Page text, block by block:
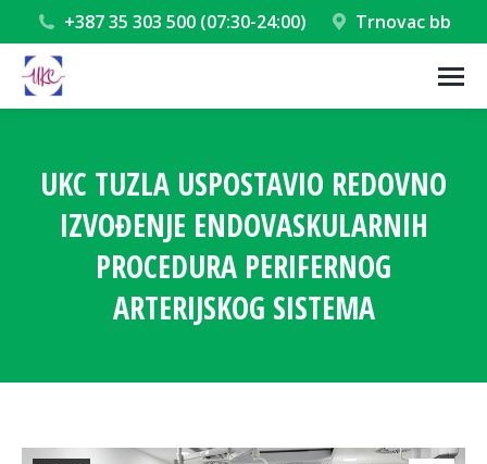
+387 35 303 500 (07:30-24:00) Trnovac bb
UKC TUZLA USPOSTAVIO REDOVNO
IZVOĐENJE ENDOVASKULARNIH
PROCEDURA PERIFERNOG
ARTERIJSKOG SISTEMA